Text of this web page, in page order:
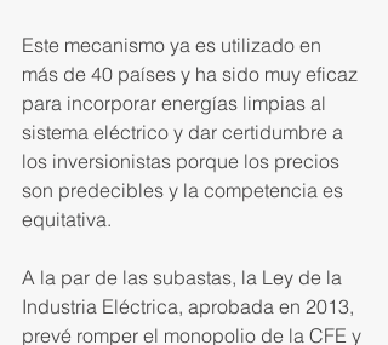
Este mecanismo ya es utilizado en
más de 40 países y ha sido muy eficaz
para incorporar energías limpias al
sistema eléctrico y dar certidumbre a
los inversionistas porque los precios
son predecibles y la competencia es
equitativa.
A la par de las subastas, la Ley de la
Industria Eléctrica, aprobada en 2013,
prevé romper el monopo­lio de la CFE y